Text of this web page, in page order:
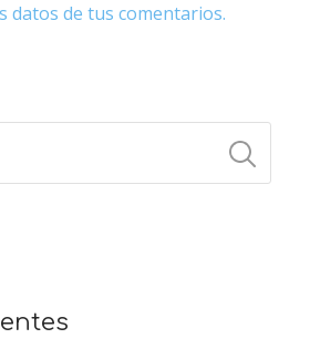
datos de tus comentarios.